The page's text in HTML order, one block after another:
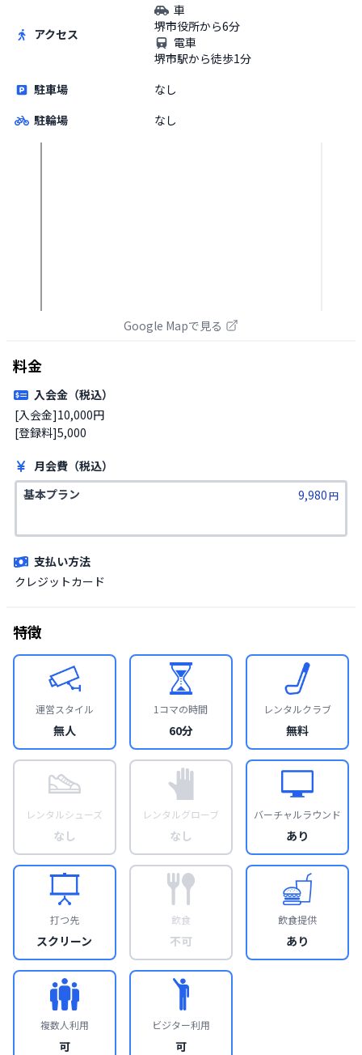
アクセス
車
堺市役所から6分
電車
堺市駅から徒歩1分
駐車場
なし
駐輪場
なし
Google Mapで見る
料金
入会金（税込）
[入会金]10,000円
[登録料]5,000
月会費（税込）
基本プラン
9,980円
支払い方法
クレジットカード
特徴
運営スタイル
無人
1コマの時間
60分
レンタルクラブ
無料
レンタルシューズ
なし
レンタルグローブ
なし
バーチャルラウンド
あり
打つ先
スクリーン
飲食
不可
飲食提供
あり
複数人利用
可
ビジター利用
可